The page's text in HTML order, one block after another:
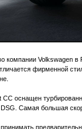
компании Volkswagen
фирменной
CC оснащен
Самая большая